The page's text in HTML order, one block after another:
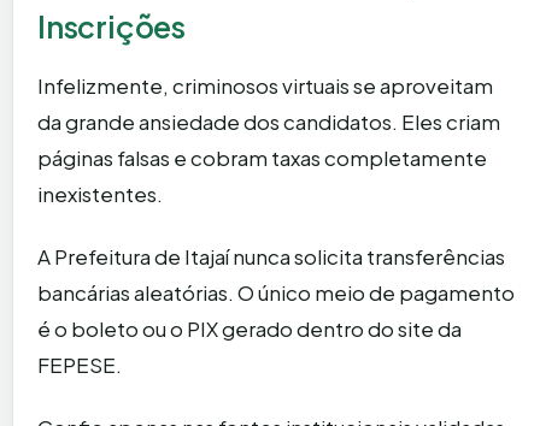
Inscrições
Infelizmente, criminosos virtuais se aproveitam
da grande ansiedade dos candidatos. Eles criam
páginas falsas e cobram taxas completamente
inexistentes.
A Prefeitura de Itajaí nunca solicita transferências
bancárias aleatórias. O único meio de pagamento
é o boleto ou o PIX gerado dentro do site da
FEPESE.